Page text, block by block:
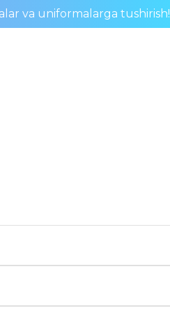
va uniformalarga tushirish!